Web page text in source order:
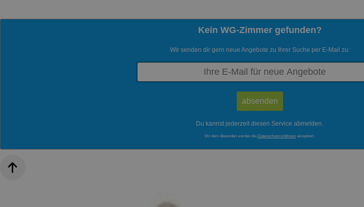
Kein WG-Zimmer gefunden?
Wir senden dir gern neue Angebote zu Ihrer Suche per E-Mail zu:
Du kannst jederzeit diesen Service abmelden.
Mit dem Absenden werden die Datenschutzrichtlinien akzeptiert.